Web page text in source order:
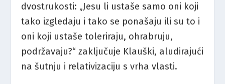
dvostrukosti: „Jesu li ustaše samo oni koji
tako izgledaju i tako se ponašaju ili su to i
oni koji ustaše toleriraju, ohrabruju,
podržavaju?“ zaključuje Klauški, aludirajući
na šutnju i relativizaciju s vrha vlasti.